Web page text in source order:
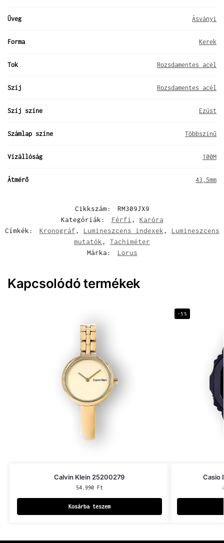
Üveg Ásványi
Forma Kerek
Tok Rozsdamentes acél
Szíj Rozsdamentes acél
Szíj színe Ezüst
Számlap színe Többszínű
Vízállóság 100M
Átmérő 43,5mm
Cikkszám:
RM309JX9
Kategóriák:
Férfi , Karóra
Címkék:
Kronográf, Lumineszcens indexek, Lumineszcens
mutatók, Tachiméter
Márka:
Lorus
Kapcsolódó termékek
Calvin Klein 25200279
54.990 Ft
Kosárba teszem
-5%
Casio